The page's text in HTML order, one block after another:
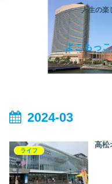
人生の楽
よこもっ
2024-03
ライフ
高松